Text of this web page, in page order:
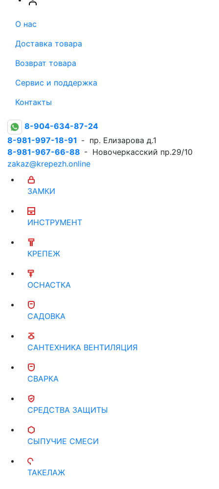
О нас
Доставка товара
Возврат товара
Сервис и поддержка
Контакты
8-904-634-87-24
8-981-997-18-91 - пр. Елизарова д.1
8-981-967-66-88 - Новочеркасский пр.29/10
zakaz@krepezh.online
ЗАМКИ
ИНСТРУМЕНТ
КРЕПЕЖ
ОСНАСТКА
САДОВКА
САНТЕХНИКА ВЕНТИЛЯЦИЯ
СВАРКА
СРЕДСТВА ЗАЩИТЫ
СЫПУЧИЕ СМЕСИ
ТАКЕЛАЖ